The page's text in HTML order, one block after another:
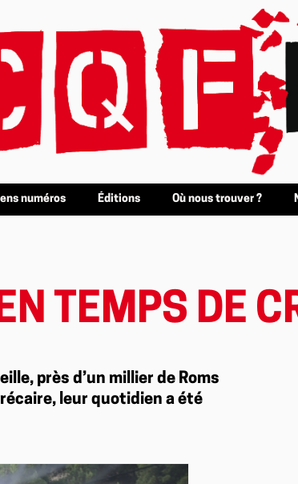
numéros Éditions Où nous trouver ?
TEMPS DE
près d’un millier de Roms
leur quotidien a été